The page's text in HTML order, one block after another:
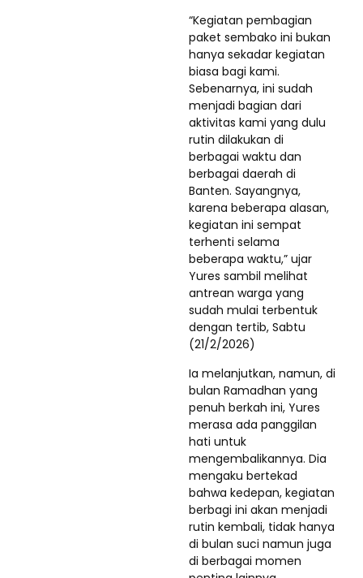
“Kegiatan pembagian
paket sembako ini bukan
hanya sekadar kegiatan
biasa bagi kami.
Sebenarnya, ini sudah
menjadi bagian dari
aktivitas kami yang dulu
rutin dilakukan di
berbagai waktu dan
berbagai daerah di
Banten. Sayangnya,
karena beberapa alasan,
kegiatan ini sempat
terhenti selama
beberapa waktu,” ujar
Yures sambil melihat
antrean warga yang
sudah mulai terbentuk
dengan tertib, Sabtu
(21/2/2026)
Ia melanjutkan, namun, di
bulan Ramadhan yang
penuh berkah ini, Yures
merasa ada panggilan
hati untuk
mengembalikannya. Dia
mengaku bertekad
bahwa kedepan, kegiatan
berbagi ini akan menjadi
rutin kembali, tidak hanya
di bulan suci namun juga
di berbagai momen